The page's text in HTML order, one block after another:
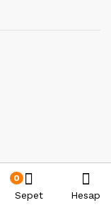
0
Sepet Hesap